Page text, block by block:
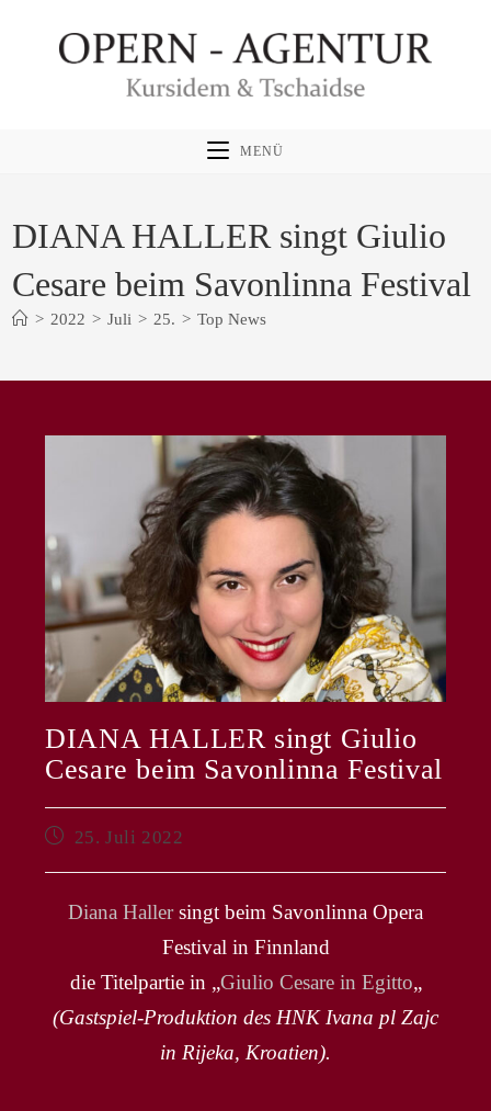
MENÜ
DIANA HALLER singt Giulio
Cesare beim Savonlinna Festival
> 2022 > Juli > 25. > Top News
DIANA HALLER singt Giulio
Cesare beim Savonlinna Festival
Beitrag25. Juli 2022
Diana Hallersingt beim Savonlinna Opera
Festival in Finnland
die Titelpartie in „Giulio Cesare in Egitto„
(Gastspiel-Produktion des HNK Ivana pl Zajc
in Rijeka, Kroatien).